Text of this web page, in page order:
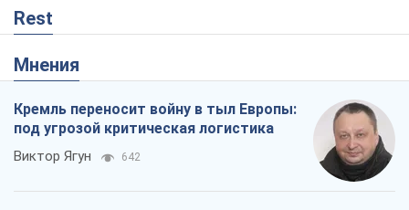
Rest
Мнения
Кремль переносит войну в тыл Европы:
под угрозой критическая логистика
Виктор Ягун 642